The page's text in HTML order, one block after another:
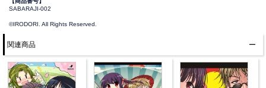
SABARAJI-002
©IRODORI. All Rights Reserved.
関連商品